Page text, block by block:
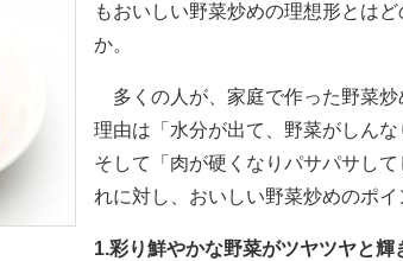
もおいしい野菜炒めの理想形とは
か。
多くの人が、家庭で作った野菜炒
理由は「水分が出て、野菜がしんな
そして「肉が硬くなりパサパサし
れに対し、おいしい野菜炒めのポイ
1.彩り鮮やかな野菜がツヤツヤと輝